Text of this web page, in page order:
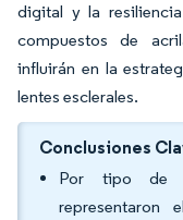
digital y la
compuestos de
influirán en la
lentes esclerales.
Conclusiones
Por tipo de
representaron